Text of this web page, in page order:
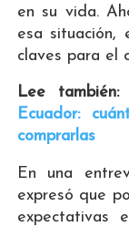
en su vida.
esa situación,
claves para el
Lee también:
Ecuador:
comprarlas
En una
expresó que
expectativas